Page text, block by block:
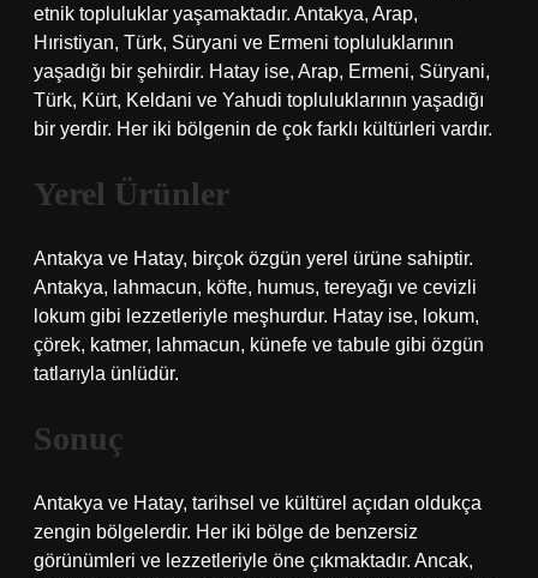
etnik topluluklar yaşamaktadır. Antakya, Arap,
Hıristiyan, Türk, Süryani ve Ermeni topluluklarının
yaşadığı bir şehirdir. Hatay ise, Arap, Ermeni, Süryani,
Türk, Kürt, Keldani ve Yahudi topluluklarının yaşadığı
bir yerdir. Her iki bölgenin de çok farklı kültürleri vardır.
Yerel Ürünler
Antakya ve Hatay, birçok özgün yerel ürüne sahiptir.
Antakya, lahmacun, köfte, humus, tereyağı ve cevizli
lokum gibi lezzetleriyle meşhurdur. Hatay ise, lokum,
çörek, katmer, lahmacun, künefe ve tabule gibi özgün
tatlarıyla ünlüdür.
Sonuç
Antakya ve Hatay, tarihsel ve kültürel açıdan oldukça
zengin bölgelerdir. Her iki bölge de benzersiz
görünümleri ve lezzetleriyle öne çıkmaktadır. Ancak,